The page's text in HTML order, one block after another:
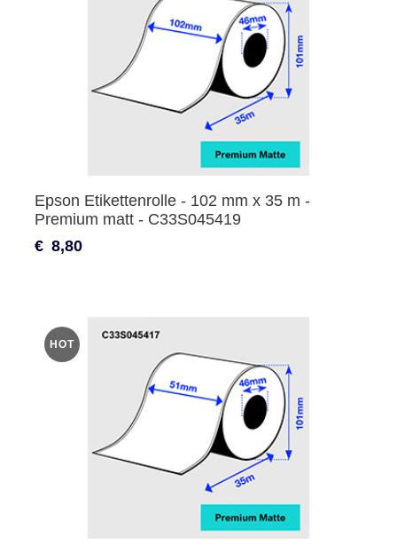
Epson Etikettenrolle - 102 mm x 35 m -
Premium matt - C33S045419
€ 8,80
HOT